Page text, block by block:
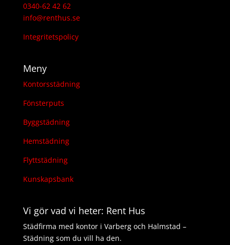
0340-62 42 62
info@renthus.se
Integritetspolicy
Meny
Kontorsstädning
Fönsterputs
Byggstädning
Hemstädning
Flyttstädning
Kunskapsbank
Vi gör vad vi heter: Rent Hus
Städfirma med kontor i Varberg och Halmstad –
Städning som du vill ha den.